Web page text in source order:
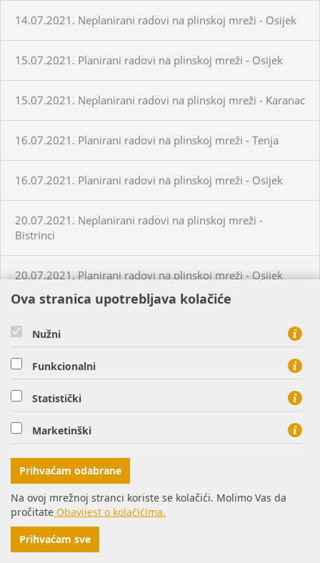
14.07.2021. Neplanirani radovi na plinskoj mreži - Osijek
15.07.2021. Planirani radovi na plinskoj mreži - Osijek
15.07.2021. Neplanirani radovi na plinskoj mreži - Karanac
16.07.2021. Planirani radovi na plinskoj mreži - Tenja
16.07.2021. Planirani radovi na plinskoj mreži - Osijek
20.07.2021. Neplanirani radovi na plinskoj mreži -
Bistrinci
20.07.2021. Planirani radovi na plinskoj mreži - Osijek
21.07.2021. Planirani radovi na plinskoj mreži - Osijek
22.07.2021. Planirani radovi na plinskoj mreži - Virovitica
22.07.2021. Planirani radovi na plinskoj mreži - Osijek
22.07.2021. Neplanirani radovi na plinskoj mreži -
26.07.2021. Planirani radovi na plinskoj mreži - Donji
Miholjac
Ova stranica upotrebljava kolačiće
Nužni
Funkcionalni
Statistički
Marketinški
Prihvaćam odabrane
Na ovoj mrežnoj stranci koriste se kolačići. Molimo Vas da
pročitate Obavijest o kolačićima.
Prihvaćam sve